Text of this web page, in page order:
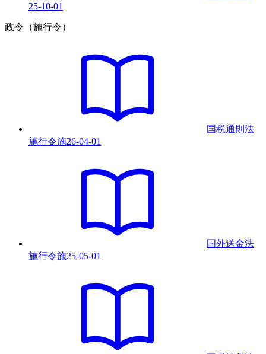
25-10-01
政令（施行令）
国税通則法
施行令施26-04-01
国外送金法
施行令施25-05-01